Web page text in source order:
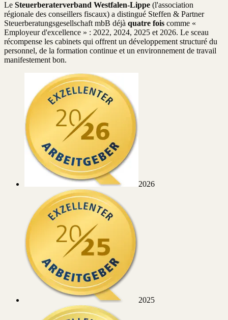
Le Steuerberaterverband Westfalen-Lippe (l'association
régionale des conseillers fiscaux) a distingué Steffen & Partner
Steuerberatungsgesellschaft mbB déjà quatre fois comme «
Employeur d'excellence » : 2022, 2024, 2025 et 2026. Le sceau
récompense les cabinets qui offrent un développement structuré du
personnel, de la formation continue et un environnement de travail
manifestement bon.
2026
2025